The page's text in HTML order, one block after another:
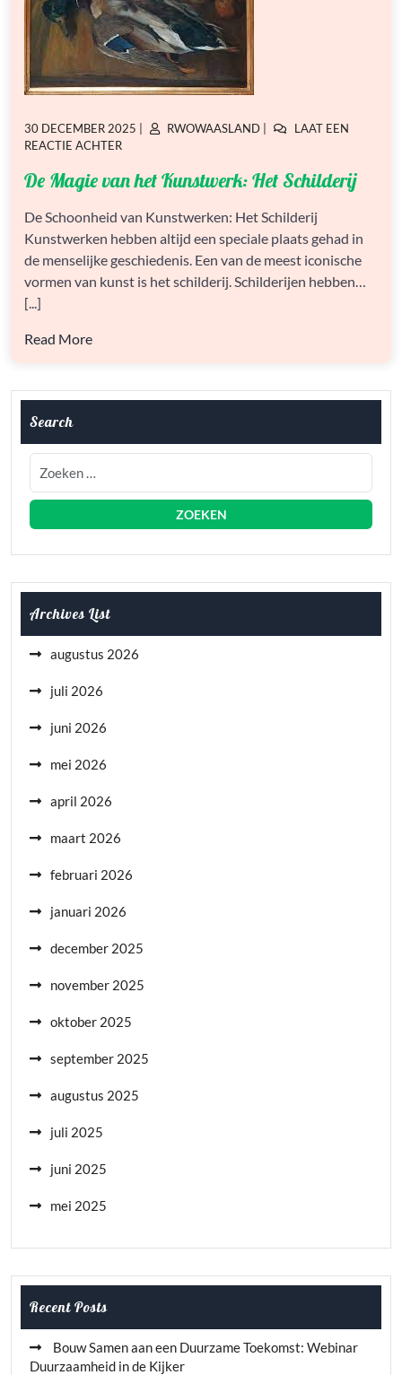
GEPLAATST
OP
30 DECEMBER 2025
GEPLAATST
RWOWAASLAND
LAAT EEN
REACTIE ACHTEROP
MAGIE
HET
HET
SCHILDERIJ
De Magie van het Kunstwerk: Het Schilderij
De Schoonheid van Kunstwerken: Het Schilderij
Kunstwerken hebben altijd een speciale plaats gehad in
de menselijke geschiedenis. Een van de meest iconische
vormen van kunst is het schilderij. Schilderijen hebben…
[...]
Read More
Search
Archives List
augustus 2026
juli 2026
juni 2026
mei 2026
april 2026
maart 2026
februari 2026
januari 2026
december 2025
november 2025
oktober 2025
september 2025
augustus 2025
juli 2025
juni 2025
mei 2025
Recent Posts
Bouw Samen aan een Duurzame Toekomst: Webinar
Duurzaamheid in de Kijker